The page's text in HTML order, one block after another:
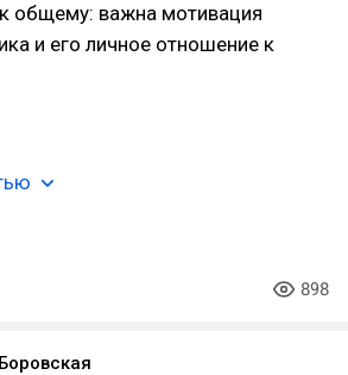
общему: важна мотивация
и его личное отношение к
898